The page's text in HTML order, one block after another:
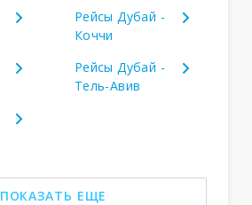
Рейсы Дубай -
Коччи
Рейсы Дубай -
Тель-Авив
ПОКАЗАТЬ ЕЩЕ